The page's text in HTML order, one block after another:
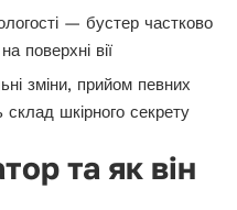
— бустер частково
поверхні вії
зміни, прийом певних
склад шкірного секрету
та як він